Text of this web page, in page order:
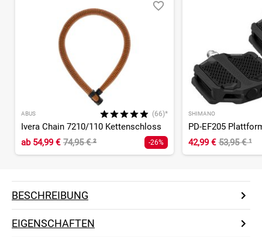
ABUS (66)*
Ivera Chain 7210/110 Kettenschloss
ab54,99 € 74,95 €² -26%
SHIMANO
PD-EF205
42,99 € 53,95 €¹
BESCHREIBUNG
EIGENSCHAFTEN